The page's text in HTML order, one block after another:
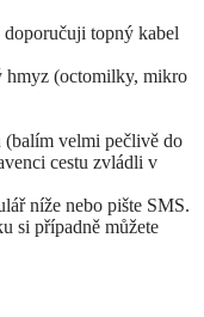
topný kabel
hmyz (octomilky, mikro
(balím velmi pečlivě do
cestu zvládli v
níže nebo pište SMS.
si případně můžete